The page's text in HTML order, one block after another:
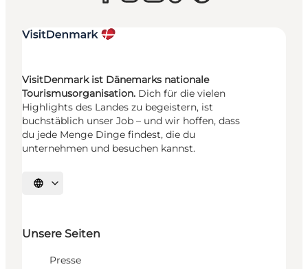
VisitDenmark ist Dänemarks nationale
Tourismusorganisation. Dich für die vielen
Highlights des Landes zu begeistern, ist
buchstäblich unser Job – und wir hoffen, dass
du jede Menge Dinge findest, die du
unternehmen und besuchen kannst.
Sprache auswählen
Unsere Seiten
Presse